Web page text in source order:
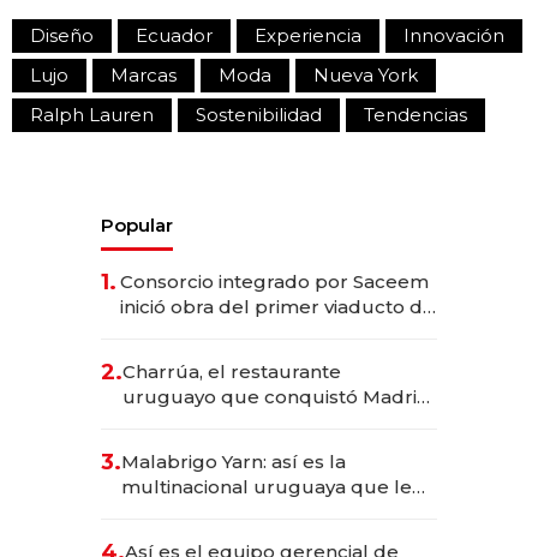
Diseño Ecuador Experiencia
Innovación
Lujo
Marcas Moda
Nueva York
Ralph Lauren
Sostenibilidad Tendencias
Popular
1. Consorcio integrado por Saceem
inició obra del primer viaducto de
millones
2.Charrúa, el restaurante
uruguayo que conquistó Madrid:
anticipación y prepara apertura
3.Malabrigo Yarn: así es la
multinacional uruguaya que le
Así es el equipo gerencial de